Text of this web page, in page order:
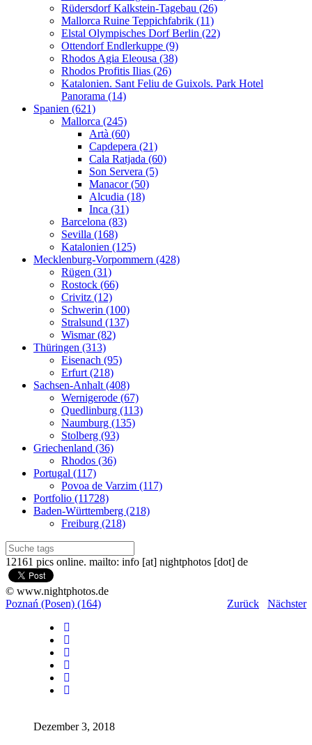
Rüdersdorf Kalkstein-Tagebau (26)
Mallorca Ruine Teppichfabrik (11)
Elstal Olympisches Dorf Berlin (22)
Ottendorf Endlerkuppe (9)
Rhodos Agia Eleousa (38)
Rhodos Profitis Ilias (26)
Katalonien. Sant Feliu de Guixols. Park Hotel
Panorama (14)
Spanien (621)
Mallorca (245)
Artà (60)
Capdepera (21)
Cala Ratjada (60)
Son Servera (5)
Manacor (50)
Alcudia (18)
Inca (31)
Barcelona (83)
Sevilla (168)
Katalonien (125)
Mecklenburg-Vorpommern (428)
Rügen (31)
Rostock (66)
Crivitz (12)
Schwerin (100)
Stralsund (137)
Wismar (82)
Thüringen (313)
Eisenach (95)
Erfurt (218)
Sachsen-Anhalt (408)
Wernigerode (67)
Quedlinburg (113)
Naumburg (135)
Stolberg (93)
Griechenland (36)
Rhodos (36)
Portugal (117)
Povoa de Varzim (117)
Portfolio (11728)
Baden-Württemberg (218)
Freiburg (218)
12161 pics online. mailto: info [at] nightphotos [dot] de
© www.nightphotos.de
Zurück
Nächster
Poznań (Posen) (164)
Dezember 3, 2018